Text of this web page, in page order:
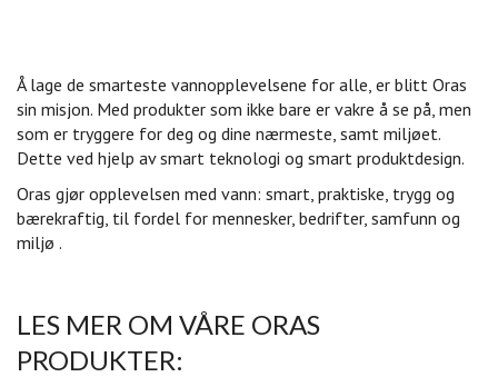
Å lage de smarteste vannopplevelsene for alle, er blitt Oras
sin misjon. Med produkter som ikke bare er vakre å se på, men
som er tryggere for deg og dine nærmeste, samt miljøet.
Dette ved hjelp av smart teknologi og smart produktdesign.
Oras gjør opplevelsen med vann: smart, praktiske, trygg og
bærekraftig, til fordel for mennesker, bedrifter, samfunn og
miljø .
LES MER OM VÅRE ORAS
PRODUKTER: